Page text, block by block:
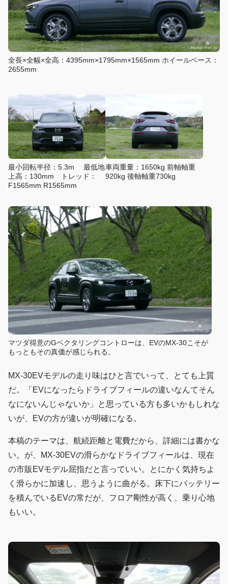
全長×全幅×全高：4395mm×1795mm×1565mm ホイールベース：
2655mm
最小回転半径：5.3m 最低地
上高：130mm トレッド：
F1565mm R1565mm
車両重量：1650kg 前軸軸重
920kg 後軸軸重730kg
マツダ得意のGベクタリングコントローは、EVのMX-30こそが
もっともその真価が感じられる。
MX-30EVモデルの走り味はひと言でいって、とても上質
だ。「EVになったらドライブフィールの違いなんてそん
なにないんじゃないか」と思っている方も多いかもしれな
いが、EVの方が違いが明確になる。
本稿のテーマは、航続距離と電費だから、詳細には書かな
い。が、MX-30EVの滑らかなドライブフィールは、現在
の市販EVモデル屈指だと言っていい。とにかく気持ちよ
く滑らかに加速し、思うように曲がる。床下にバッテリー
を積んでいるEVの常だが、フロア剛性が高く、乗り心地
もいい。